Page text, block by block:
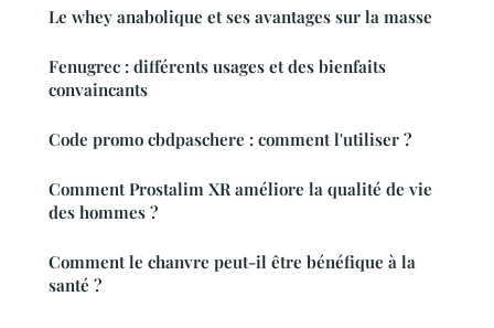
Le whey anabolique et ses avantages sur la masse
Fenugrec : différents usages et des bienfaits
convaincants
Code promo cbdpaschere : comment l'utiliser ?
Comment Prostalim XR améliore la qualité de vie
des hommes ?
Comment le chanvre peut-il être bénéfique à la
santé ?